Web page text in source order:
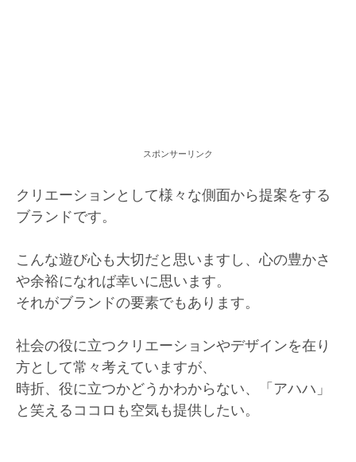
スポンサーリンク
クリエーションとして様々な側面から提案をする
ブランドです。
こんな遊び心も大切だと思いますし、心の豊かさ
や余裕になれば幸いに思います。
それがブランドの要素でもあります。
社会の役に立つクリエーションやデザインを在り
方として常々考えていますが、
時折、役に立つかどうかわからない、「アハハ」
と笑えるココロも空気も提供したい。